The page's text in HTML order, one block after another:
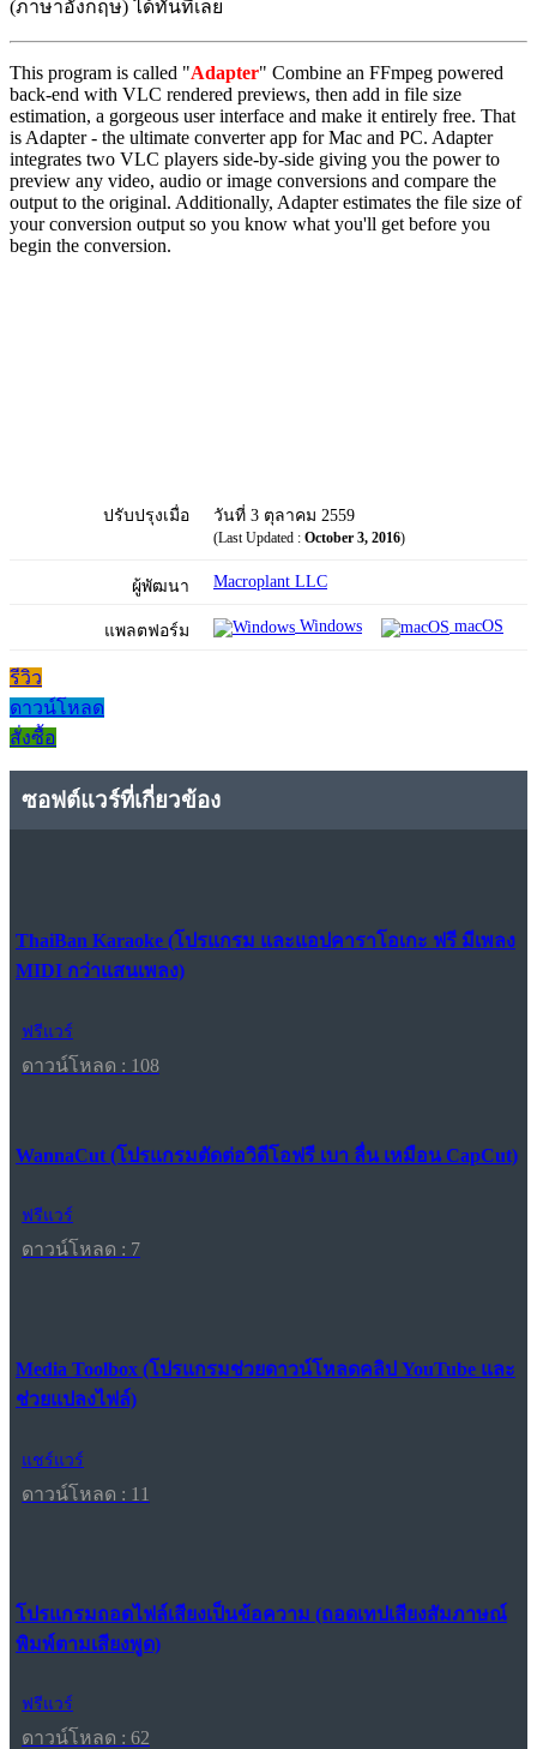
(ภาษาอังกฤษ) ได้ทันทีเลย
This program is called "Adapter" Combine an FFmpeg powered
back-end with VLC rendered previews, then add in file size
estimation, a gorgeous user interface and make it entirely free. That
is Adapter - the ultimate converter app for Mac and PC. Adapter
integrates two VLC players side­-by-­side giving you the power to
preview any video, audio or image conversions and compare the
output to the original. Additionally, Adapter estimates the file size of
your conversion output so you know what you'll get before you
begin the conversion.
ปรับปรุงเมื่อ วันที่ 3 ตุลาคม 2559
(Last Updated : October 3, 2016)
ผู้พัฒนา Macroplant LLC
แพลตฟอร์ม Windows macOS
รีวิว
ดาวน์โหลด
สั่งซื้อ
ซอฟต์แวร์ที่เกี่ยวข้อง
ThaiBan Karaoke (โปรแกรม และแอปคาราโอเกะ ฟรี มีเพลง
MIDI กว่าแสนเพลง)
ฟรีแวร์
ดาวน์โหลด : 108
WannaCut (โปรแกรมตัดต่อวิดีโอฟรี เบา ลื่น เหมือน CapCut)
ฟรีแวร์
ดาวน์โหลด : 7
Media Toolbox (โปรแกรมช่วยดาวน์โหลดคลิป YouTube และ
ช่วยแปลงไฟล์)
แชร์แวร์
ดาวน์โหลด : 11
โปรแกรมถอดไฟล์เสียงเป็นข้อความ (ถอดเทปเสียงสัมภาษณ์
พิมพ์ตามเสียงพูด)
ฟรีแวร์
ดาวน์โหลด : 62